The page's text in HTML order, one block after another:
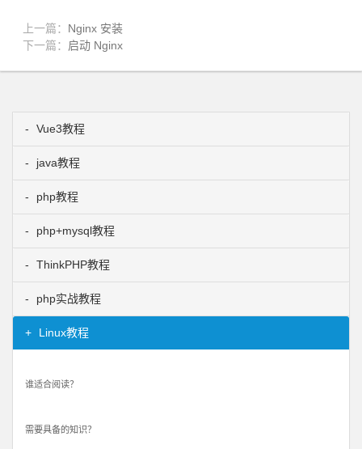
上一篇： Nginx 安装
下一篇： 启动 Nginx
Vue3教程
java教程
php教程
php+mysql教程
ThinkPHP教程
php实战教程
Linux教程
谁适合阅读？
需要具备的知识？